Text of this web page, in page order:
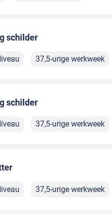
schilder
37,5-urige werkweek
schilder
37,5-urige werkweek
37,5-urige werkweek